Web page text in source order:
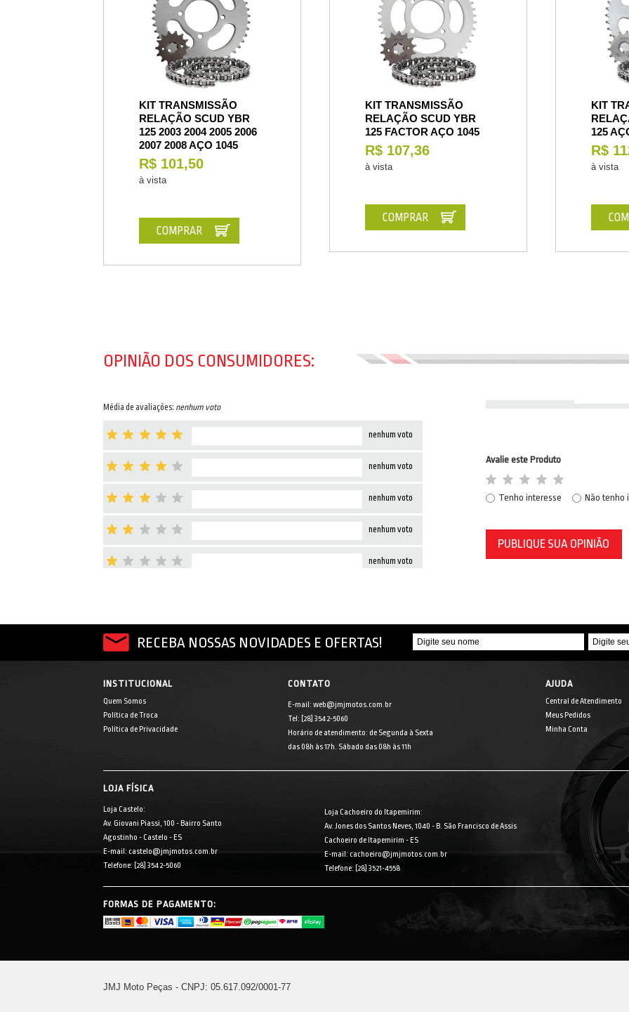
KIT TRANSMISSÃO
RELAÇÃO SCUD YBR
125 2003 2004 2005 2006
2007 2008 AÇO 1045
R$ 101,50
à vista
COMPRAR
KIT TRANSMISSÃO
RELAÇÃO SCUD YBR
125 FACTOR AÇO 1045
R$ 107,36
à vista
COMPRAR
KIT
125
R$
à vista
OPINIÃO DOS CONSUMIDORES:
Média de avaliações: nenhum voto
nenhum voto
nenhum voto
nenhum voto
nenhum voto
nenhum voto
Avalie este Produto
Tenho interesse Não tenho
PUBLIQUE SUA OPINIÃO
RECEBA NOSSAS NOVIDADES E OFERTAS!
INSTITUCIONAL
Quem Somos
Política de Troca
Política de Privacidade
CONTATO
E-mail: web@jmjmotos.com.br
Tel: [28] 3542-5060
Horário de atendimento: de Segunda à Sexta
das 08h às 17h. Sábado das 08h às 11h
AJUDA
Central de Atendimento
Meus Pedidos
Minha Conta
LOJA FÍSICA
Loja Castelo:
Av. Giovani Piassi, 100 - Bairro Santo
Agostinho - Castelo - ES
E-mail: castelo@jmjmotos.com.br
Telefone: [28] 3542-5060
Loja Cachoeiro do Itapemirim:
Av. Jones dos Santos Neves, 1040 - B. São Francisco de Assis
Cachoeiro de Itapemirim - ES
E-mail: cachoeiro@jmjmotos.com.br
Telefone: [28] 3521-4558
FORMAS DE PAGAMENTO:
JMJ Moto Peças - CNPJ: 05.617.092/0001-77